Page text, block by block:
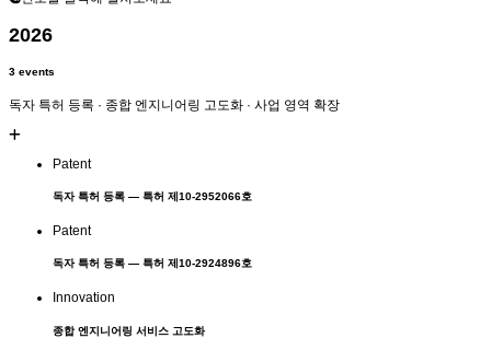
2026
3 events
독자 특허 등록 · 종합 엔지니어링 고도화 · 사업 영역 확장
Patent
독자특허 등록 — 특허 제10-2952066호
Patent
독자특허 등록 — 특허 제10-2924896호
Innovation
종합 엔지니어링 서비스 고도화